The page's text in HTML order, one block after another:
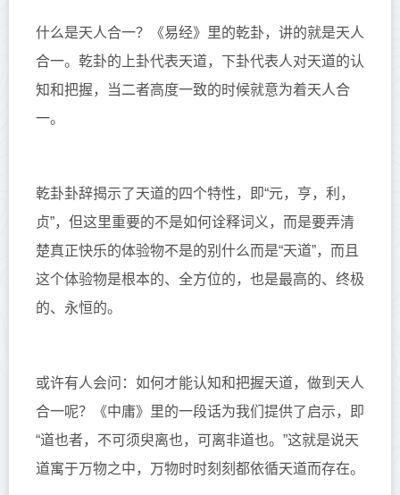
什么是天人合一？《易经》里的乾卦，讲的就是天人
合一。乾卦的上卦代表天道，下卦代表人对天道的认
知和把握，当二者高度一致的时候就意为着天人合
一。
乾卦卦辞揭示了天道的四个特性，即“元，亨，利，
贞”，但这里重要的不是如何诠释词义，而是要弄清
楚真正快乐的体验物不是的别什么而是“天道”，而且
这个体验物是根本的、全方位的，也是最高的、终极
的、永恒的。
或许有人会问：如何才能认知和把握天道，做到天人
合一呢？《中庸》里的一段话为我们提供了启示，即
“道也者，不可须臾离也，可离非道也。”这就是说天
道寓于万物之中，万物时时刻刻都依循天道而存在。